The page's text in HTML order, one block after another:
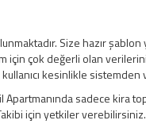
Size hazır
için çok değerli olan
kullanıcı kesinlikle
Apartmanında sadece kira
için yetkiler verebilirsiniz.